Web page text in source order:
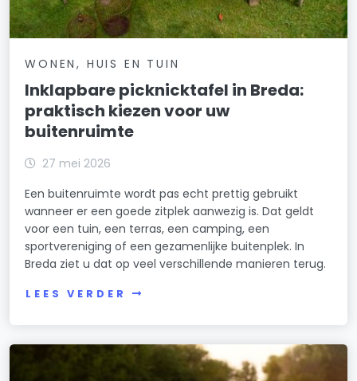
Akkerstraat 59 4811JL
Akkerstraat 61 4811JL
Akkerstraat 63 4811JL
Akkerstraat 65
Akkerstraat 67
Akkerstraat 69 4811JL
Akkerstraat 71 4811JL
Akkerstraat 73 4811JL
WONEN, HUIS EN TUIN
Inklapbare picknicktafel in Breda:
praktisch kiezen voor uw
buitenruimte
27 mei 2026
Een buitenruimte wordt pas echt prettig gebruikt
wanneer er een goede zitplek aanwezig is. Dat geldt
voor een tuin, een terras, een camping, een
sportvereniging of een gezamenlijke buitenplek. In
Breda ziet u dat op veel verschillende manieren terug.
LEES VERDER